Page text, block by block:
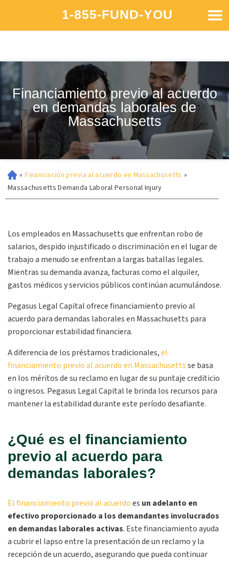
1-855-FUND-YOU
Financiamiento previo al acuerdo
en demandas laborales de
Massachusetts
» Financiación previa al acuerdo en Massachusetts »
Massachusetts Demanda Laboral Personal Injury
Los empleados en Massachusetts que enfrentan robo de
salarios, despido injustificado o discriminación en el lugar de
trabajo a menudo se enfrentan a largas batallas legales.
Mientras su demanda avanza, facturas como el alquiler,
gastos médicos y servicios públicos continúan acumulándose.
Pegasus Legal Capital ofrece financiamiento previo al
acuerdo para demandas laborales en Massachusetts para
proporcionar estabilidad financiera.
A diferencia de los préstamos tradicionales,el
financiamiento previo al acuerdo en Massachusettsse basa
en los méritos de su reclamo en lugar de su puntaje crediticio
o ingresos. Pegasus Legal Capital le brinda los recursos para
mantener la estabilidad durante este período desafiante.
¿Qué es el financiamiento
previo al acuerdo para
demandas laborales?
El financiamiento previo al acuerdoes un adelanto en
efectivo proporcionado a los demandantes involucrados
en demandas laborales activas. Este financiamiento ayuda
a cubrir el lapso entre la presentación de un reclamo y la
recepción de un acuerdo, asegurando que pueda continuar